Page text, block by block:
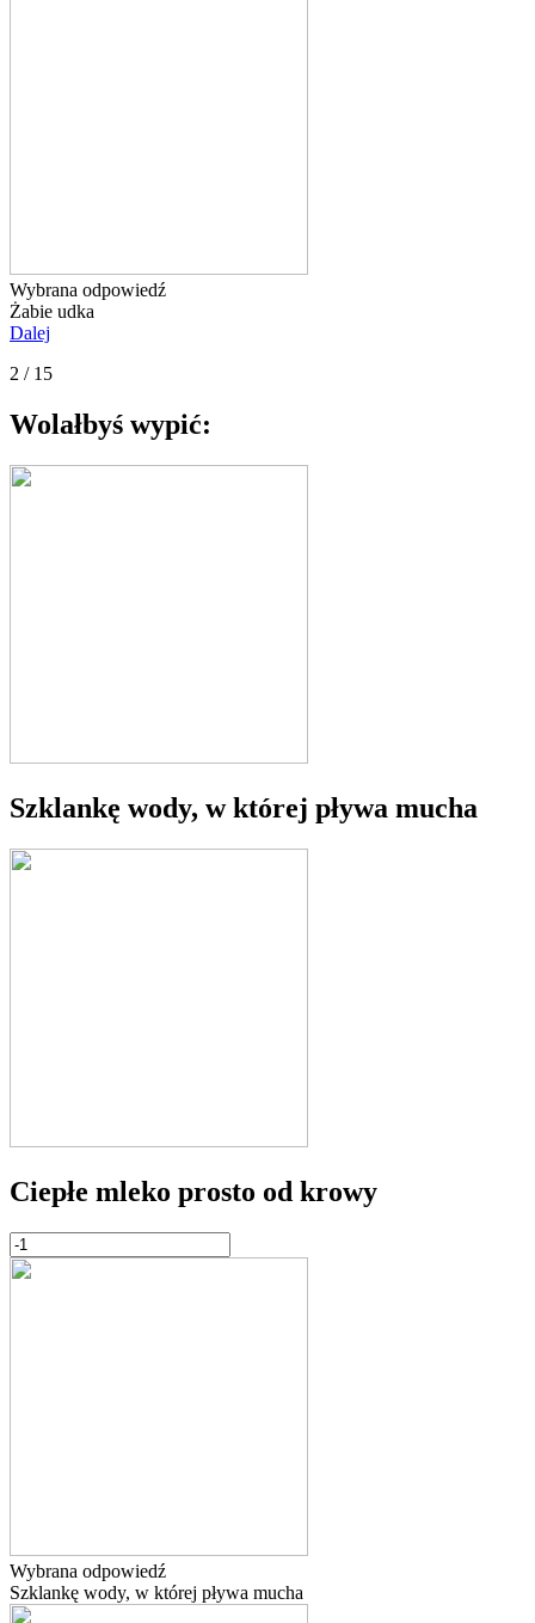
Wybrana odpowiedź
Żabie udka
Dalej
2 / 15
Wolałbyś wypić:
Szklankę wody, w której pływa mucha
Ciepłe mleko prosto od krowy
Wybrana odpowiedź
Szklankę wody, w której pływa mucha